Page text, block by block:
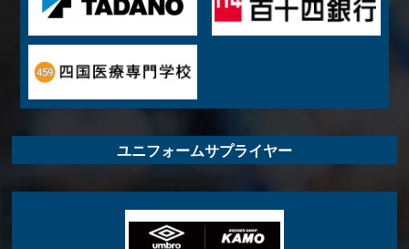
ユニフォームサプライヤー